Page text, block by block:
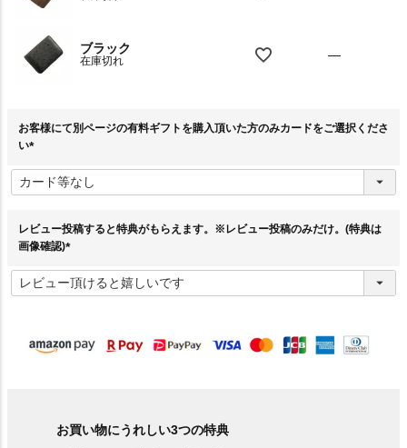
ブラック
在庫切れ —
お客様にて別ページの有料ギフトを購入頂いた方のみカードをご選択くださ
い
必
須
レビュー投稿すると特典がもらえます。※レビュー投稿のみだけ。(特典は
画像確認)
必
須
お買い物にうれしい3つの特典